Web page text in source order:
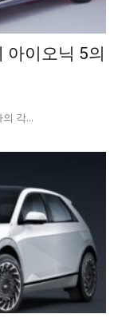
아이오닉 5의
각...